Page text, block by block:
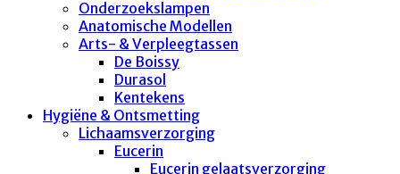
Onderzoekslampen
Anatomische Modellen
Arts- & Verpleegtassen
De Boissy
Durasol
Kentekens
Hygiëne & Ontsmetting
Lichaamsverzorging
Eucerin
Eucerin gelaatsverzorging